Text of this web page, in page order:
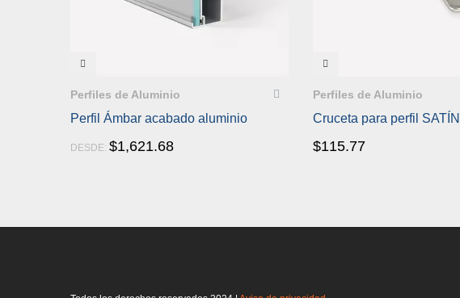
Perfiles de Aluminio
Perfil Ámbar acabado aluminio
DESDE: $1,621.68
Perfiles de Aluminio
Cruceta para perfil
$115.77